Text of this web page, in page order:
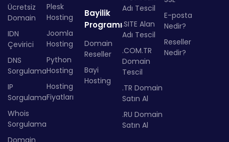
Ücretsiz
Domain
IDN
Çevirici
DNS
Sorgulama
IP
Sorgulama
Whois
Sorgulama
Plesk
Hosting
Joomla
Hosting
Python
Hosting
Hosting
Fiyatları
Bayilik
Programı
Domain
Reseller
Bayi
Hosting
Adı Tescil
.SITE Alan
Adı Tescil
.COM.TR
Domain
Tescil
.TR Domain
Satın Al
.RU Domain
Satın Al
E-posta
Nedir?
Reseller
Nedir?